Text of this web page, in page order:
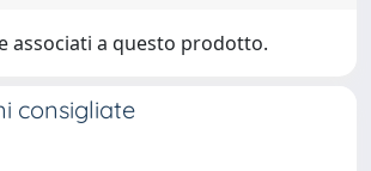
associati a questo prodotto.
consigliate